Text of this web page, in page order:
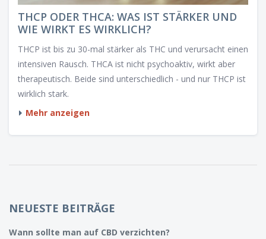
THCP ODER THCA: WAS IST STÄRKER UND
WIE WIRKT ES WIRKLICH?
THCP ist bis zu 30-mal stärker als THC und verursacht einen
intensiven Rausch. THCA ist nicht psychoaktiv, wirkt aber
therapeutisch. Beide sind unterschiedlich - und nur THCP ist
wirklich stark.
Mehr anzeigen
NEUESTE BEITRÄGE
Wann sollte man auf CBD verzichten?